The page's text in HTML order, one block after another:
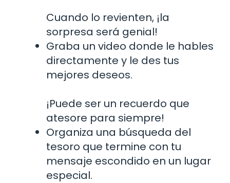
Cuando lo revienten, ¡la
sorpresa será genial!
Graba un video donde le hables
directamente y le des tus
mejores deseos.
¡Puede ser un recuerdo que
atesore para siempre!
Organiza una búsqueda del
tesoro que termine con tu
mensaje escondido en un lugar
especial.